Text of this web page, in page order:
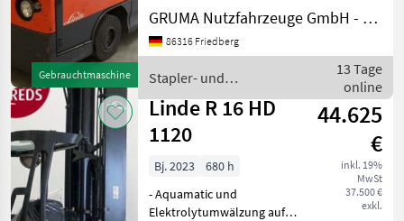
Gebrauchtmaschine
- vertikaler Batteriewechsel
- Vollkabine - Bauhöhe
durch Fahrerschutzdach:
Beleuchtungsanla
GRUMA Nutzfahrzeuge GmbH - Staplertechnik
86316 Friedberg
Stapler- und
Lagertechnik / Linde
13 Tage
online
Linde R 16 HD
1120
44.625
€
inkl. 19%
MwSt
37.500 €
exkl.
Bj. 2023
680 h
- Aquamatic und
Elektrolytumwälzung auf